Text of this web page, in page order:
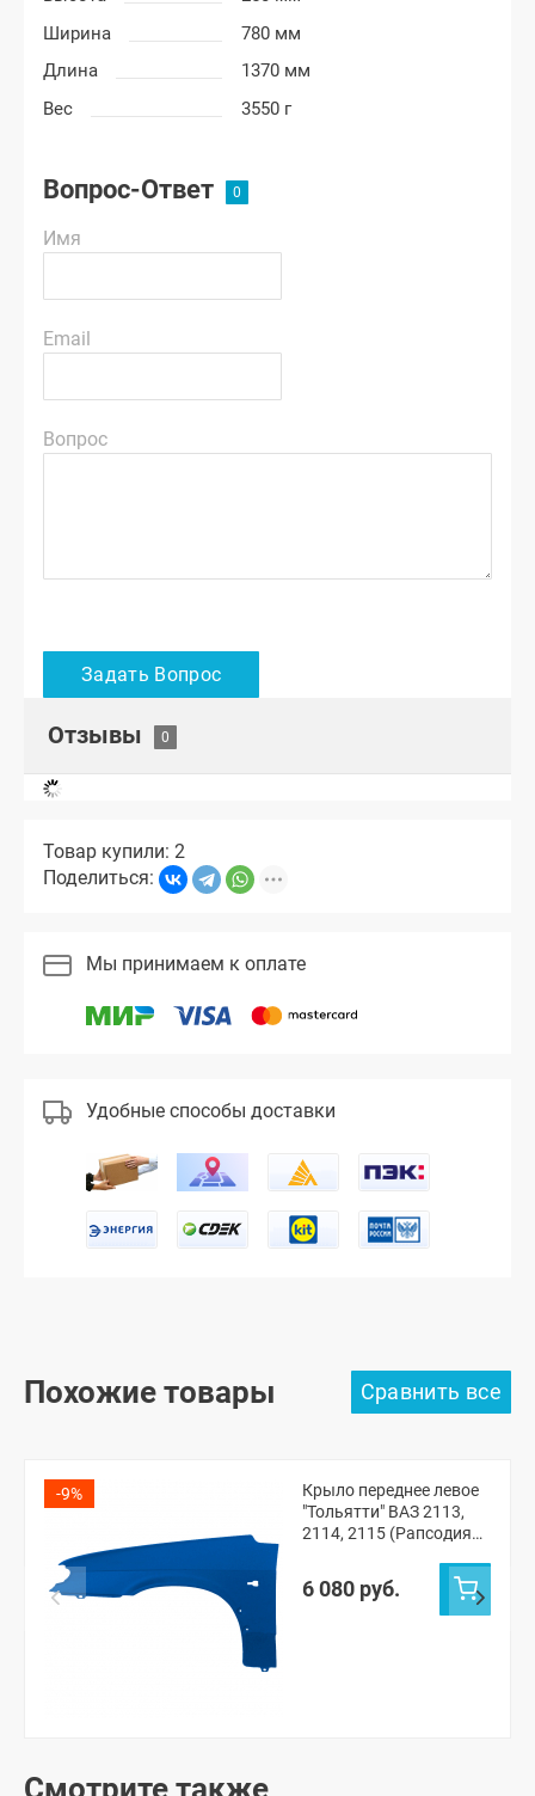
Ширина
780 мм
Длина
1370 мм
Вес
3550 г
Вопрос-Ответ
Имя
Email
Вопрос
Отзывы
Товар купили: 2
Поделиться:
Мы принимаем к оплате
Удобные способы доставки
Похожие товары
-9%
Крыло переднее левое
"Тольятти" ВАЗ 2113,
2114, 2115 (Рапсодия
6 080 руб.
Смотрите также